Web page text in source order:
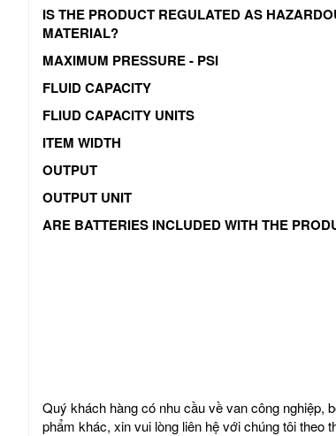
IS THE PRODUCT REGULATED AS
MATERIAL?
MAXIMUM PRESSURE - PSI
FLUID CAPACITY
FLIUD CAPACITY UNITS
ITEM WIDTH
OUTPUT
OUTPUT UNIT
ARE BATTERIES INCLUDED WITH THE
Quý khách hàng có nhu cầu về van công nghiệp,
phẩm khác, xin vui lòng liên hệ với chúng tôi theo